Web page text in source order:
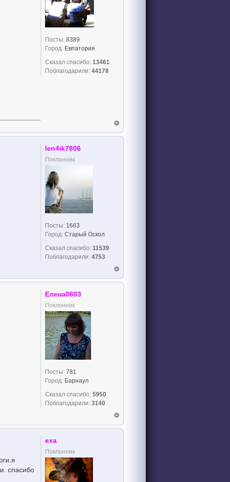
Посты: 8389
Город: Евпатория
Сказал спасибо: 13461
Поблагодарили: 44178
len4ik7806
Поклонник
Посты: 1663
Город: Старый Оскол
Сказал спасибо: 11539
Поблагодарили: 4753
Елена0603
Поклонник
Посты: 781
Город: Барнаул
Сказал спасибо: 5950
Поблагодарили: 3140
спасибо
еха
Поклонник